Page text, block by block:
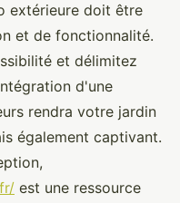
extérieure doit être
et de fonctionnalité.
et délimitez
d'une
rendra votre jardin
également captivant.
est une ressource